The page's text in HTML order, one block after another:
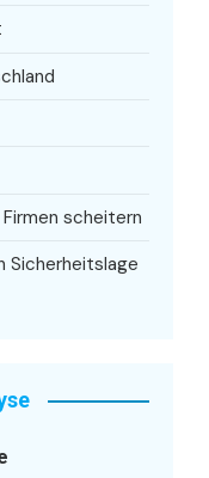
scheitern
Sicherheitslage